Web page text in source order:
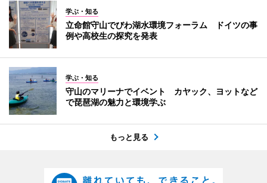
学ぶ・知る
立命館守山でびわ湖水環境フォーラム ドイツの事
例や高校生の探究を発表
学ぶ・知る
守山のマリーナでイベント カヤック、ヨットなど
で琵琶湖の魅力と環境学ぶ
もっと見る